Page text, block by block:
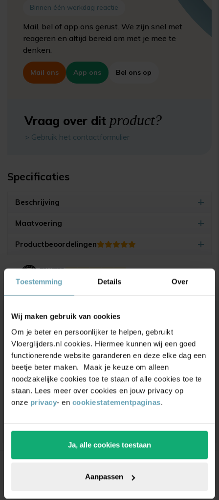
Toestemming Details Over
Wij maken gebruik van cookies
Om je beter en persoonlijker te helpen, gebruikt
Vloerglijders.nl cookies. Hiermee kunnen wij een goed
functionerende website garanderen en deze elke dag een
beetje beter maken. Maak je keuze om alleen
noodzakelijke cookies toe te staan of alle cookies toe te
staan. Lees meer over cookies en jouw privacy op
onze privacy- en cookiestatementpaginas.
Ja, alle cookies toestaan
Aanpassen
Binnen één werkdag reactie
Mail, bel of app ons gerust. We zijn snel met
reageren en altijd bereid om met je mee te
denken.
Mail ons App ons Bel ons op
Vraag over dit product?
> Gebruik het contactformulier
Specificaties
Beschrijving
Maatvoering
Productbeoordelingen
Uniekekortingsactiesen
inspiratieontvangen?
Schrijf je in voor onze nieuwsbrief. Ontvang
exclusieve kortingen,leuketips,en5% kortingop
je eerste bestelling.